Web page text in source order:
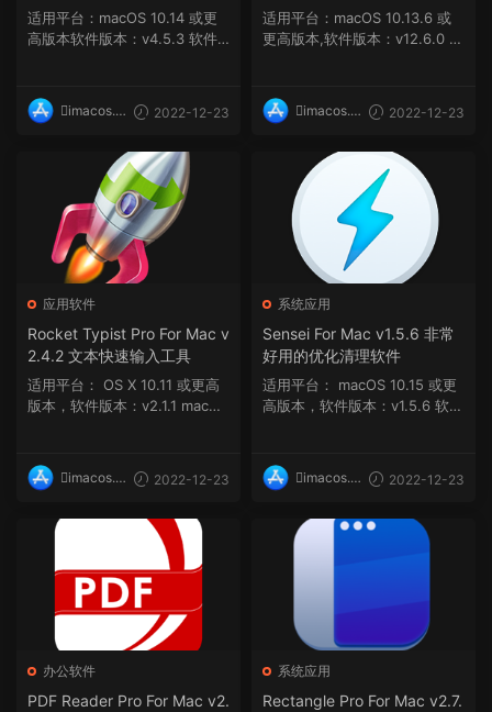
适用平台：macOS 10.14 或更
高版本软件版本：v4.5.3 软件
imacos.t
2022-12-23
工具
适用平台：macOS 10.13.6 或
更高版本,软件版本：v12.6.0 软
imacos.t
2022-12-23
应用软件
Rocket Typist Pro For Mac v
2.4.2 文本快速输入工具
适用平台： OS X 10.11 或更高
版本，软件版本：v2.1.1 macOS
imacos.t
2022-12-23
系统应用
Sensei For Mac v1.5.6 非常
好用的优化清理软件
适用平台： macOS 10.15 或更
高版本，软件版本：v1.5.6 软件
imacos.t
2022-12-23
办公软件
PDF Reader Pro For Mac v2.
系统应用
Rectangle Pro For Mac v2.7.